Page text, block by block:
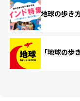
地球の歩き
「地球の歩